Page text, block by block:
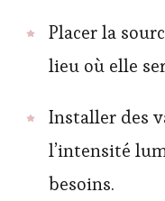
Placer la
lieu où elle
Installer des
l’intensité
besoins.